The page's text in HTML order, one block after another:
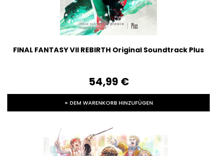
FINAL FANTASY VII REBIRTH Original Soundtrack Plus
54,99‎ ‎€
+ DEM WARENKORB HINZUFÜGEN